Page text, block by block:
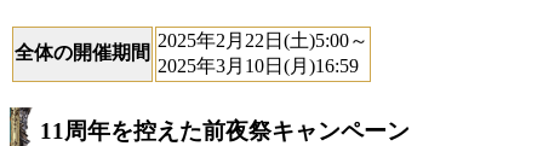
全体の開催期間
2025年2月22日(土)5:00～
2025年3月10日(月)16:59
11周年を控えた前夜祭キャンペーン